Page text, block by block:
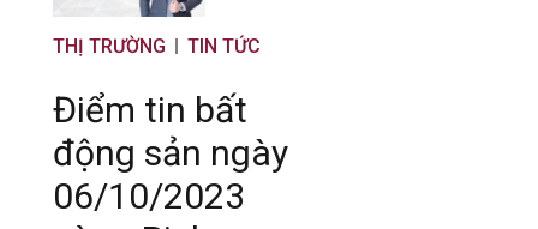
THỊ TRƯỜNG TIN TỨC
Điểm tin bất
động sản ngày
06/10/2023